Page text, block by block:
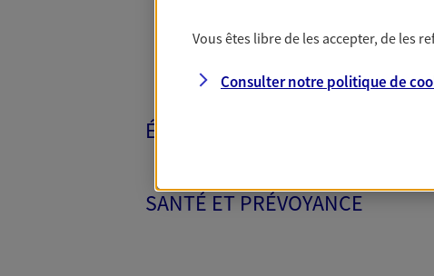
ÉPARGNE ET RETRAITE
SANTÉ ET PRÉVOYANCE
Vous êtes libre de les accepter, de les
Consulter notre politique de